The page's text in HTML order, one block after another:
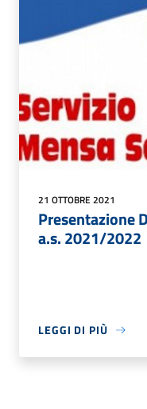
21 OTTOBRE 2021
Presentazione
a.s. 2021/2022
LEGGI DI PIÙ